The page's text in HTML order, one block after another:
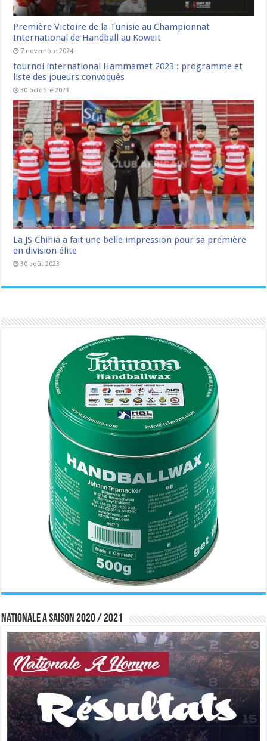
Première Victoire de la Tunisie au Championnat
International de Handball au Koweït
7 novembre 2024
tournoi international Hammamet 2023 : programme et
liste des joueurs convoqués
30 octobre 2023
La JS Chihia a fait une belle impression pour sa première
en division élite
30 août 2023
Nationale A saison 2020 / 2021